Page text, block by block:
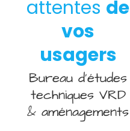
attentes de
vos
usagers
Bureau d’études
techniques VRD
& aménagements